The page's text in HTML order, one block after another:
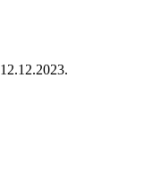
12.12.2023.